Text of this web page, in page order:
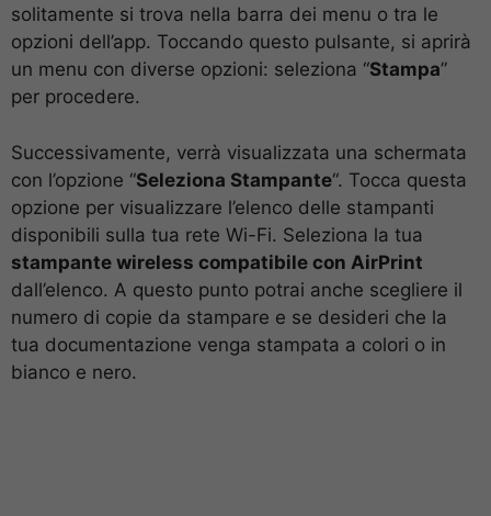
solitamente si trova nella barra dei menu o tra le
opzioni dell’app. Toccando questo pulsante, si aprirà
un menu con diverse opzioni: seleziona “Stampa”
per procedere.
Successivamente, verrà visualizzata una schermata
con l’opzione “Seleziona Stampante“. Tocca questa
opzione per visualizzare l’elenco delle stampanti
disponibili sulla tua rete Wi-Fi. Seleziona la tua
stampante wireless compatibile con AirPrint
dall’elenco. A questo punto potrai anche scegliere il
numero di copie da stampare e se desideri che la
tua documentazione venga stampata a colori o in
bianco e nero.